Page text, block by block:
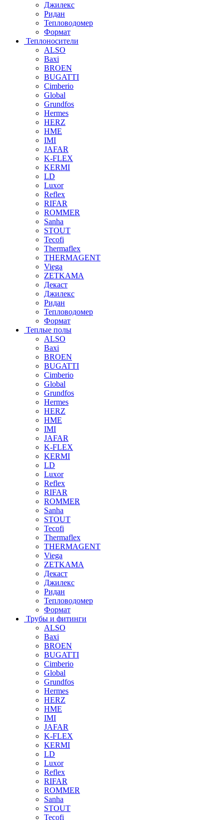
Джилекс
Ридан
Тепловодомер
Формат
Теплоносители
ALSO
Baxi
BROEN
BUGATTI
Cimberio
Global
Grundfos
Hermes
HERZ
HME
IMI
JAFAR
K-FLEX
KERMI
LD
Luxor
Reflex
RIFAR
ROMMER
Sanha
STOUT
Tecofi
Thermaflex
THERMAGENT
Viega
ZETKAMA
Декаст
Джилекс
Ридан
Тепловодомер
Формат
Теплые полы
ALSO
Baxi
BROEN
BUGATTI
Cimberio
Global
Grundfos
Hermes
HERZ
HME
IMI
JAFAR
K-FLEX
KERMI
LD
Luxor
Reflex
RIFAR
ROMMER
Sanha
STOUT
Tecofi
Thermaflex
THERMAGENT
Viega
ZETKAMA
Декаст
Джилекс
Ридан
Тепловодомер
Формат
Трубы и фитинги
ALSO
Baxi
BROEN
BUGATTI
Cimberio
Global
Grundfos
Hermes
HERZ
HME
IMI
JAFAR
K-FLEX
KERMI
LD
Luxor
Reflex
RIFAR
ROMMER
Sanha
STOUT
Tecofi